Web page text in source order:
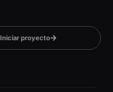
Iniciar proyecto